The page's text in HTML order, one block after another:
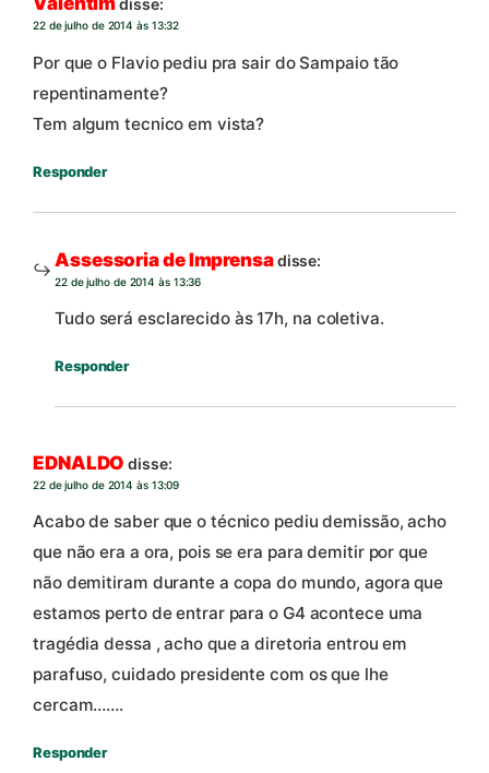
disse:
22 de julho de 2014 às 13:32
Por que o Flavio pediu pra sair do Sampaio tão
repentinamente?
Tem algum tecnico em vista?
Responder
Assessoria de Imprensadisse:
22 de julho de 2014 às 13:36
Tudo será esclarecido às 17h, na coletiva.
Responder
EDNALDO disse:
22 de julho de 2014 às 13:09
Acabo de saber que o técnico pediu demissão, acho
que não era a ora, pois se era para demitir por que
não demitiram durante a copa do mundo, agora que
estamos perto de entrar para o G4 acontece uma
tragédia dessa , acho que a diretoria entrou em
parafuso, cuidado presidente com os que lhe
cercam…….
Responder